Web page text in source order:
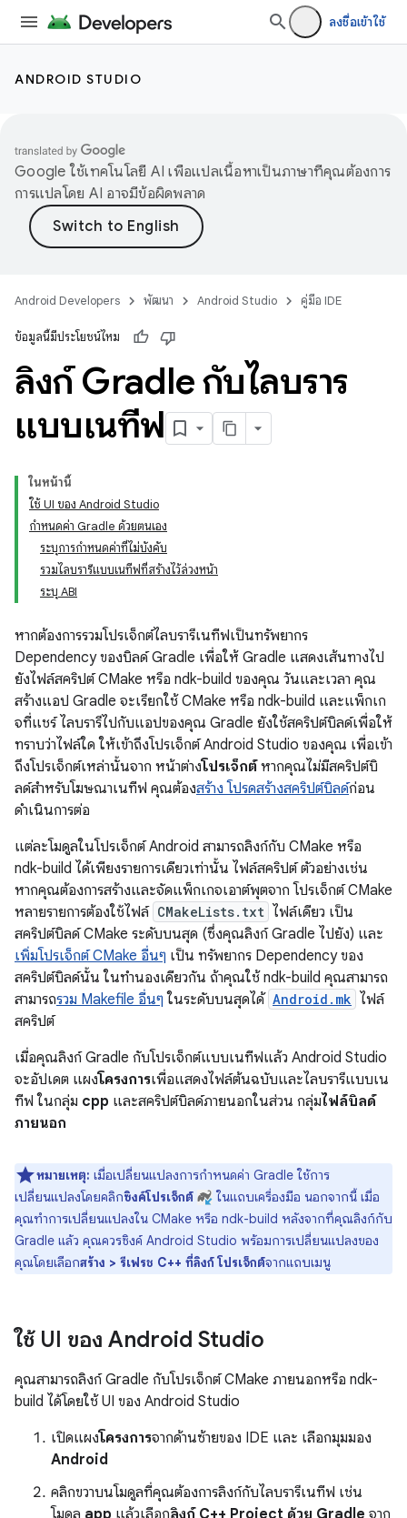
ลงชื่อเข้าใช้
ANDROID STUDIO
Google ใช้เทคโนโลยี AI เพื่อแปลเนื้อหาเป็นภาษาที่คุณต้องการ
การแปลโดย AI อาจมีข้อผิดพลาด
Android Developers พัฒนา Android Studio คู่มือ IDE
ข้อมูลนี้มีประโยชน์ไหม
ลิงก์ Gradle กับไลบรารี
แบบเนทีฟ
ในหน้านี้
ใช้ UI ของ Android Studio
กำหนดค่า Gradle ด้วยตนเอง
ระบุการกำหนดค่าที่ไม่บังคับ
รวมไลบรารีแบบเนทีฟที่สร้างไว้ล่วงหน้า
ระบุ ABI
หากต้องการรวมโปรเจ็กต์ไลบรารีเนทีฟเป็นทรัพยากร
Dependency ของบิลด์ Gradle เพื่อให้ Gradle แสดงเส้นทางไป
ยังไฟล์สคริปต์ CMake หรือ ndk-build ของคุณ วันและเวลา คุณ
สร้างแอป Gradle จะเรียกใช้ CMake หรือ ndk-build และแพ็กเก
จที่แชร์ ไลบรารีไปกับแอปของคุณ Gradle ยังใช้สคริปต์บิลด์เพื่อให้
ทราบว่าไฟล์ใด ให้เข้าถึงโปรเจ็กต์ Android Studio ของคุณ เพื่อเข้า
ถึงโปรเจ็กต์เหล่านั้นจาก หน้าต่างโปรเจ็กต์หากคุณไม่มีสคริปต์บิ
ลด์สำหรับโฆษณาเนทีฟ คุณต้องสร้าง โปรดสร้างสคริปต์บิลด์ก่อน
ดำเนินการต่อ
แต่ละโมดูลในโปรเจ็กต์ Android สามารถลิงก์กับ CMake หรือ
ndk-build ได้เพียงรายการเดียวเท่านั้น ไฟล์สคริปต์ ตัวอย่างเช่น
หากคุณต้องการสร้างและจัดแพ็กเกจเอาต์พุตจาก โปรเจ็กต์ CMake
หลายรายการต้องใช้ไฟล์ CMakeLists.txt ไฟล์เดียว เป็น
สคริปต์บิลด์ CMake ระดับบนสุด (ซึ่งคุณลิงก์ Gradle ไปยัง) และ
เพิ่มโปรเจ็กต์ CMake อื่นๆ เป็น ทรัพยากร Dependency ของ
สคริปต์บิลด์นั้น ในทำนองเดียวกัน ถ้าคุณใช้ ndk-build คุณสามารถ
สามารถรวม Makefile อื่นๆ ในระดับบนสุดได้ Android.mk ไฟล์
สคริปต์
เมื่อคุณลิงก์ Gradle กับโปรเจ็กต์แบบเนทีฟแล้ว Android Studio
จะอัปเดต แผงโครงการเพื่อแสดงไฟล์ต้นฉบับและไลบรารีแบบเน
ทีฟ ในกลุ่ม cpp และสคริปต์บิลด์ภายนอกในส่วน กลุ่มไฟล์บิลด์
ภายนอก
หมายเหตุ: เมื่อเปลี่ยนแปลงการกำหนดค่า Gradle ใช้การ
เปลี่ยนแปลงโดยคลิกซิงค์โปรเจ็กต์
ในแถบเครื่องมือ นอกจากนี้ เมื่อ
คุณทำการเปลี่ยนแปลงใน CMake หรือ ndk-build หลังจากที่คุณลิงก์กับ
Gradle แล้ว คุณควรซิงค์ Android Studio พร้อมการเปลี่ยนแปลงของ
คุณโดยเลือกสร้าง > รีเฟรช C++ ที่ลิงก์ โปรเจ็กต์จากแถบเมนู
ใช้ UI ของ Android Studio
คุณสามารถลิงก์ Gradle กับโปรเจ็กต์ CMake ภายนอกหรือ ndk-
build ได้โดยใช้ UI ของ Android Studio
เปิดแผงโครงการจากด้านซ้ายของ IDE และ เลือกมุมมอง
Android
คลิกขวาบนโมดูลที่คุณต้องการลิงก์กับไลบรารีเนทีฟ เช่น
โมดูล app แล้วเลือกลิงก์ C++ Project ด้วย Gradle จาก